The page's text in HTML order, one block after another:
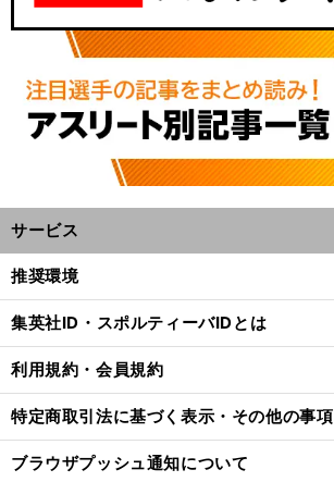
サービス
推奨環境
集英社ID・スポルティーバIDとは
利用規約・会員規約
特定商取引法に基づく表示・その他の事項
ブラウザプッシュ通知について